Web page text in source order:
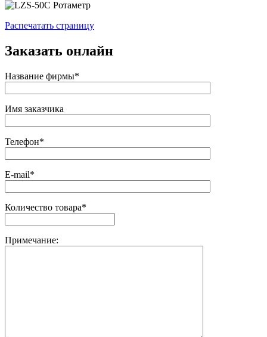
Распечатать страницу
Заказать онлайн
Название фирмы*
Имя заказчика
Телефон*
E-mail*
Количество товара*
Примечание: